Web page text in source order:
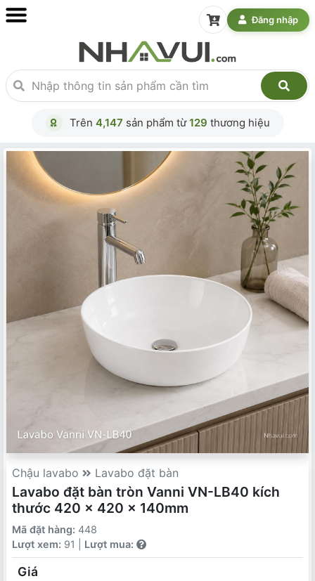
Đăng nhập
Trên 4,147 sản phẩm từ129 thương hiệu
Chậu lavabo Lavabo đặt bàn
Lavabo đặt bàn tròn Vanni VN-LB40 kích
thước 420 x 420 x 140mm
Mã đặt hàng: 448
Lượt xem: 91 | Lượt mua:
Giá